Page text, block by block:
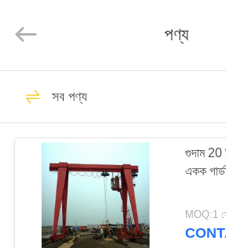
পণ্য
আমাদের
সম্পর্কে
Reserved.
ওভারহেড
পণ্য
সব পণ্য
গুদাম 20
একক
MOQ:1